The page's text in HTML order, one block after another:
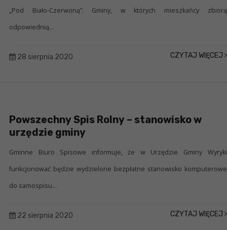
„Pod Biało-Czerwoną”. Gminy, w których mieszkańcy zbiorą
odpowiednią...
28 sierpnia 2020 CZYTAJ WIĘCEJ
Powszechny Spis Rolny – stanowisko w
urzędzie gminy
Gminne Biuro Spisowe informuje, że w Urzędzie Gminy Wyryki
funkcjonować będzie wydzielone bezpłatne stanowisko komputerowe
do samospisu...
22 sierpnia 2020 CZYTAJ WIĘCEJ